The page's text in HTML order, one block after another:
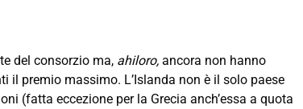
del consorzio ma, ahiloro, ancora non hanno
premio massimo. L’Islanda non è il solo paese
(fatta eccezione per la Grecia anch’essa a quota